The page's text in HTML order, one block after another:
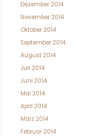
Dezember 2014
November 2014
Oktober 2014
September 2014
August 2014
Juli 2014
Juni 2014
Mai 2014
April 2014
März 2014
Februar 2014